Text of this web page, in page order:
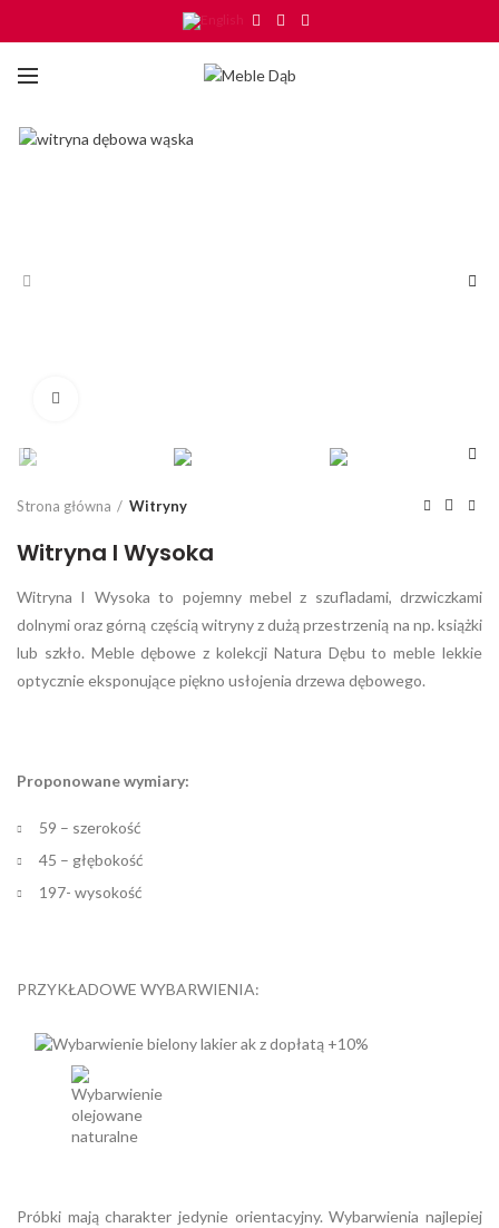
Strona główna Witryny
Witryna I Wysoka
Witryna I Wysoka to pojemny mebel z szufladami, drzwiczkami
dolnymi oraz górną częścią witryny z dużą przestrzenią na np. książki
lub szkło. Meble dębowe z kolekcji Natura Dębu to meble lekkie
optycznie eksponujące piękno usłojenia drzewa dębowego.
Proponowane wymiary:
59 – szerokość
45 – głębokość
197- wysokość
PRZYKŁADOWE WYBARWIENIA:
Próbki mają charakter jedynie orientacyjny. Wybarwienia najlepiej